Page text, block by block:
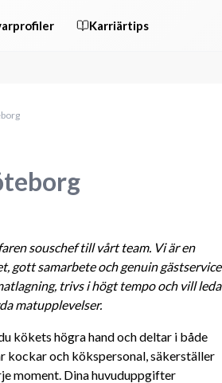
Karriärtips
souschef till vårt team. Vi är en
gott samarbete och genuin gästservice
trivs i högt tempo och vill leda
matupplevelser.
kökets högra hand och deltar i både
kockar och kökspersonal, säkerställer
moment. Dina huvuduppgifter